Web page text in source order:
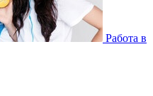
Работа в